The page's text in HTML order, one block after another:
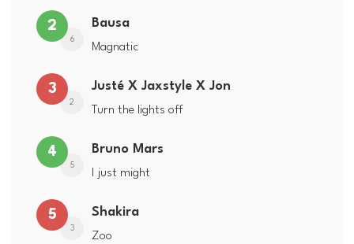
2
6
Bausa
Magnatic
3
2
Justé X Jaxstyle X Jon
Turn the lights off
4
5
Bruno Mars
I just might
5
3
Shakira
Zoo